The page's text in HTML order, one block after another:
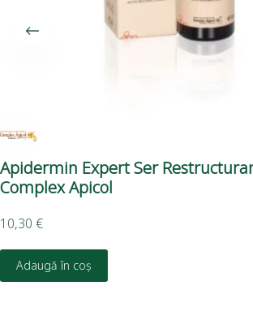
Apidermin Expert Ser
Complex Apicol
10,30 €
Adaugă în coș